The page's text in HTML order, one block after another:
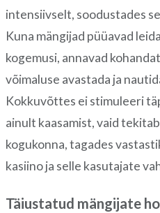
intensiivselt, soodustades
Kuna mängijad püüavad
kogemusi, annavad
võimaluse avastada ja
Kokkuvõttes ei stimuleeri
ainult kaasamist, vaid
kogukonna, tagades
kasiino ja selle kasutajate
Täiustatud mängijate